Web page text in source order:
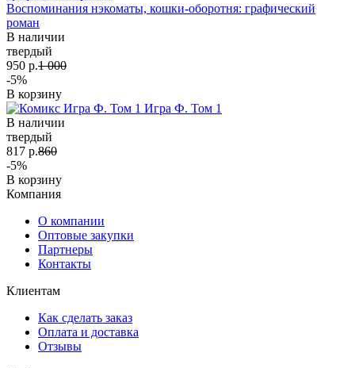
Воспоминания нэкоматы, кошки-оборотня: графический
роман
В наличии
твердый
950 р.1 000
-5%
В корзину
Игра Ф. Том 1
В наличии
твердый
817 р.860
-5%
В корзину
Компания
О компании
Оптовые закупки
Партнеры
Контакты
Клиентам
Как сделать заказ
Оплата и доставка
Отзывы